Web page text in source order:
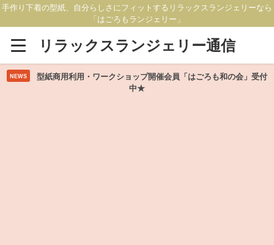
手作り下着の型紙、自分らしさにフィットするリラックスランジェリーなら
「はごろもランジェリー」
リラックスランジェリー通信
NEWS
型紙商用利用・ワークショップ開催会員「はごろも和の会」受付
中★